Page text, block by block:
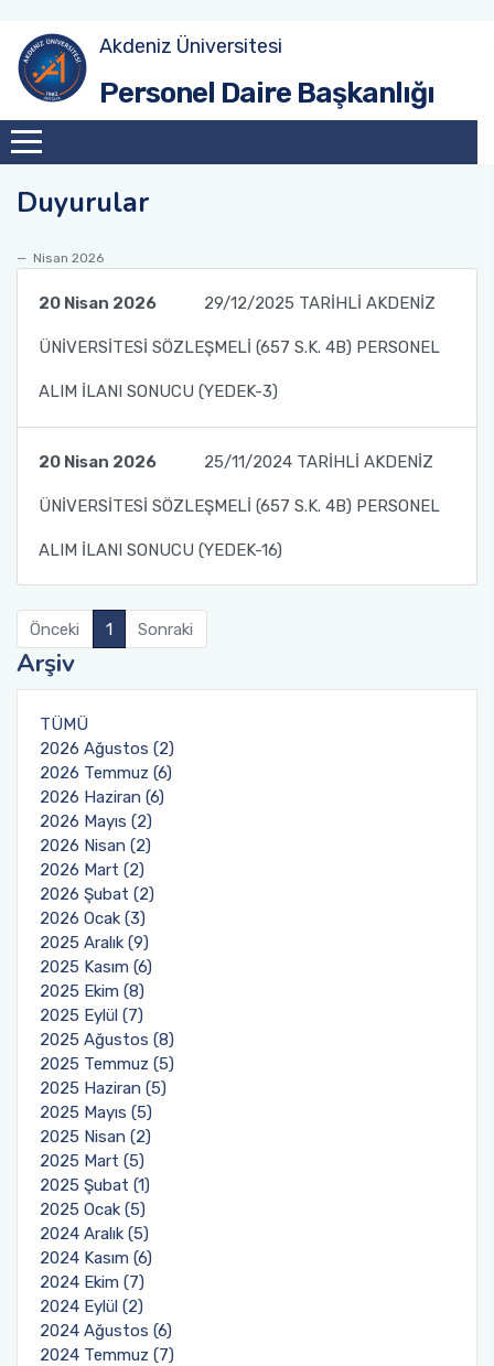
Akdeniz Üniversitesi
Personel Daire Başkanlığı
Duyurular
Nisan 2026
20 Nisan 2026 29/12/2025 TARİHLİ AKDENİZ
ÜNİVERSİTESİ SÖZLEŞMELİ (657 S.K. 4B) PERSONEL
ALIM İLANI SONUCU (YEDEK-3)
20 Nisan 2026 25/11/2024 TARİHLİ AKDENİZ
ÜNİVERSİTESİ SÖZLEŞMELİ (657 S.K. 4B) PERSONEL
ALIM İLANI SONUCU (YEDEK-16)
Önceki 1 Sonraki
Arşiv
TÜMÜ
2026 Ağustos (2)
2026 Temmuz (6)
2026 Haziran (6)
2026 Mayıs (2)
2026 Nisan (2)
2026 Mart (2)
2026 Şubat (2)
2026 Ocak (3)
2025 Aralık (9)
2025 Kasım (6)
2025 Ekim (8)
2025 Eylül (7)
2025 Ağustos (8)
2025 Temmuz (5)
2025 Haziran (5)
2025 Mayıs (5)
2025 Nisan (2)
2025 Mart (5)
2025 Şubat (1)
2025 Ocak (5)
2024 Aralık (5)
2024 Kasım (6)
2024 Ekim (7)
2024 Eylül (2)
2024 Ağustos (6)
2024 Temmuz (7)
Akademik Atama Şube Müdürlüğü
Akademik Görevlendirme ve Evrak Kayıt Şube
Müdürlüğü
İdari Personel Şube Müdürlüğü
Sicil ve Disiplin İşlemleri Şube Müdürlüğü
Maaş Tahakkuk Şube Müdürlüğü